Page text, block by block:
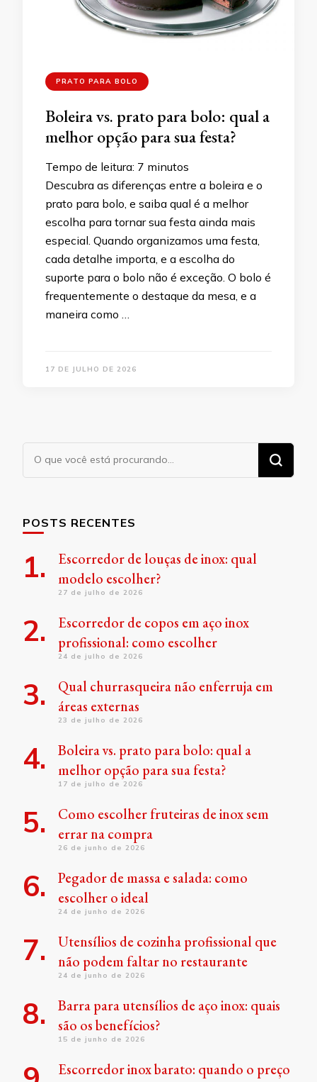
PRATO PARA BOLO
Boleira vs. prato para bolo: qual a
melhor opção para sua festa?
Tempo de leitura: 7 minutos
Descubra as diferenças entre a boleira e o
prato para bolo, e saiba qual é a melhor
escolha para tornar sua festa ainda mais
especial. Quando organizamos uma festa,
cada detalhe importa, e a escolha do
suporte para o bolo não é exceção. O bolo é
frequentemente o destaque da mesa, e a
maneira como …
17 DE JULHO DE 2026
Procurando
algo?
POSTS RECENTES
Escorredor de louças de inox: qual
modelo escolher?
27 de julho de 2026
Escorredor de copos em aço inox
profissional: como escolher
24 de julho de 2026
Qual churrasqueira não enferruja em
áreas externas
23 de julho de 2026
Boleira vs. prato para bolo: qual a
melhor opção para sua festa?
17 de julho de 2026
Como escolher fruteiras de inox sem
errar na compra
26 de junho de 2026
Pegador de massa e salada: como
escolher o ideal
24 de junho de 2026
Utensílios de cozinha profissional que
não podem faltar no restaurante
24 de junho de 2026
Barra para utensílios de aço inox: quais
são os benefícios?
15 de junho de 2026
Escorredor inox barato: quando o preço